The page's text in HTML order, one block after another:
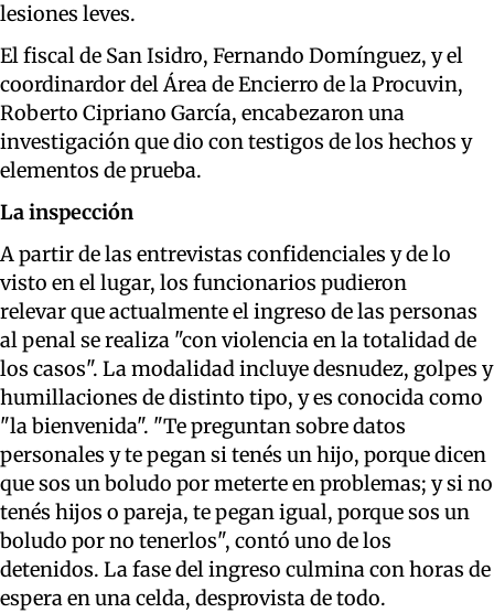
lesiones leves.
El fiscal de San Isidro, Fernando Domínguez, y el
coordinardor del Área de Encierro de la Procuvin,
Roberto Cipriano García, encabezaron una
investigación que dio con testigos de los hechos y
elementos de prueba.
La inspección
A partir de las entrevistas confidenciales y de lo
visto en el lugar, los funcionarios pudieron
relevar que actualmente el ingreso de las personas
al penal se realiza "con violencia en la totalidad de
los casos". La modalidad incluye desnudez, golpes y
humillaciones de distinto tipo, y es conocida como
"la bienvenida". "Te preguntan sobre datos
personales y te pegan si tenés un hijo, porque dicen
que sos un boludo por meterte en problemas; y si no
tenés hijos o pareja, te pegan igual, porque sos un
boludo por no tenerlos", contó uno de los
detenidos. La fase del ingreso culmina con horas de
espera en una celda, desprovista de todo.